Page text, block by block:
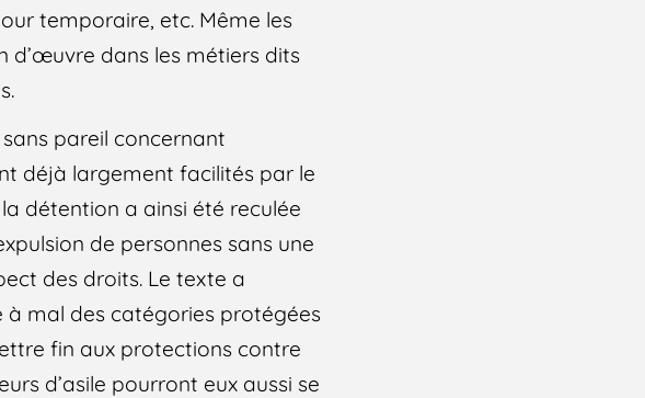
temporaire, etc. Même les
d’œuvre dans les métiers dits
pareil concernant
déjà largement facilités par le
détention a ainsi été reculée
de personnes sans une
des droits. Le texte a
à mal des catégories protégées
fin aux protections contre
d’asile pourront eux aussi se